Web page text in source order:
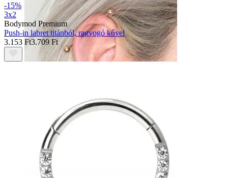
Industrial
-15%
3x2
Bodymod Premium
Push-in labret titánból, ragyogó kővel
3.153 Ft3.709 Ft